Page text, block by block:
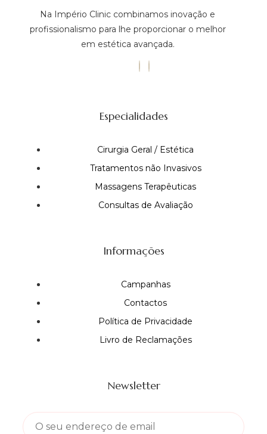
Na Império Clinic combinamos inovação e
profissionalismo para lhe proporcionar o melhor
em estética avançada.
Especialidades
Cirurgia Geral / Estética
Tratamentos não Invasivos
Massagens Terapêuticas
Consultas de Avaliação
Informações
Campanhas
Contactos
Política de Privacidade
Livro de Reclamações
Newsletter